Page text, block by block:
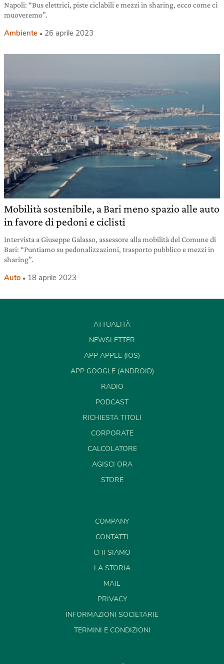
Napoli: “Bus elettrici, piste ciclabili e mezzi in sharing, ecco come ci
muoveremo”.
Ambiente 26 aprile 2023
Mobilità sostenibile, a Bari meno spazio alle auto
in favore di pedoni e ciclisti
Intervista a Giuseppe Galasso, assessore alla mobilità del Comune di
Bari: “Puntiamo su pedonalizzazioni, trasporto pubblico e mezzi in
sharing”.
Auto 18 aprile 2023
ATTUALITÀ
NEWSLETTER
APP APPLE (IOS)
APP GOOGLE (ANDROID)
RADIO
PODCAST
RICHIESTA TITOLI
CORPORATE
CALCOLATORE
AGISCI ORA
STORE
COMPANY
CONTATTI
CHI SIAMO
LA STORIA
MAIL
PRIVACY
INFORMAZIONI SOCIETARIE
TERMINI E CONDIZIONI